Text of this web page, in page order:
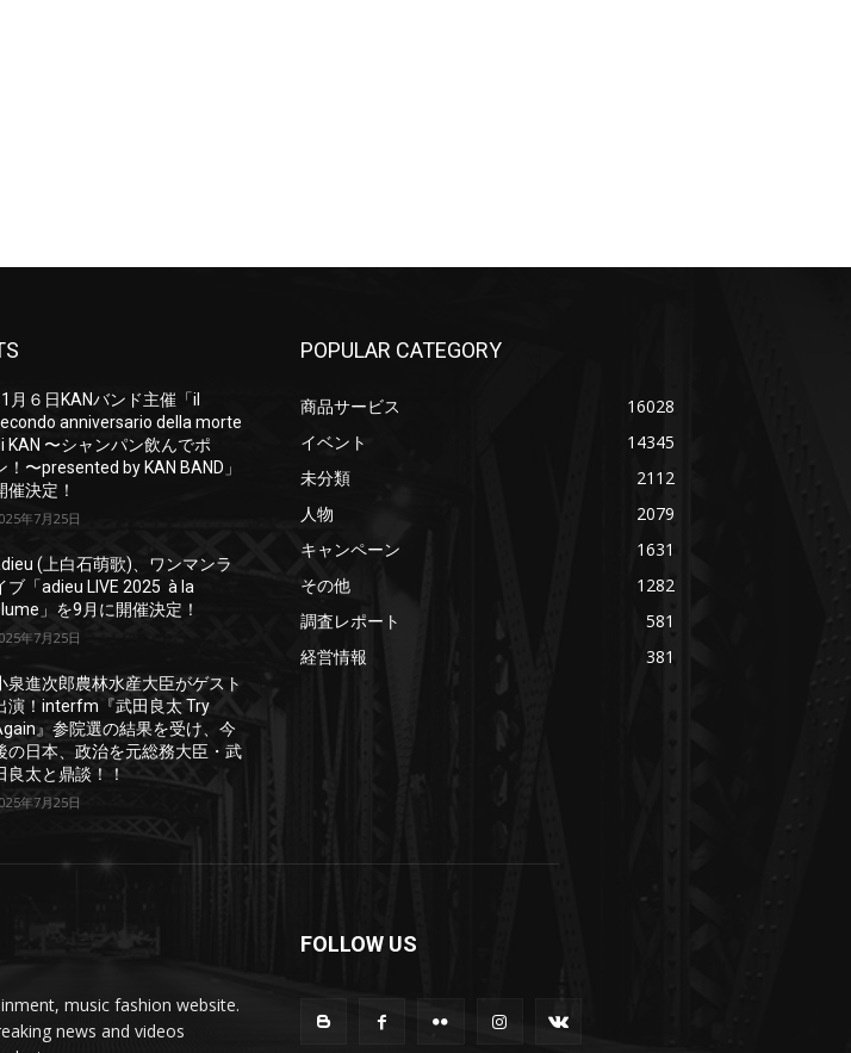
月６日KANバンド主催「il
anniversario della morte
KAN 〜シャンパン飲んでポ
！〜presented by KAN BAND」
催決定！
年7月25日
(上白石萌歌)、ワンマンラ
ブ「adieu LIVE 2025 à la
」を9月に開催決定！
年7月25日
泉進次郎農林水産大臣がゲスト
演！interfm『武田良太 Try
』参院選の結果を受け、今
の日本、政治を元総務大臣・武
良太と鼎談！！
年7月25日
POPULAR CATEGORY
商品サービス
16028
イベント
14345
未分類
2112
人物
2079
キャンペーン
1631
その他
1282
調査レポート
581
経営情報
381
music fashion website.
news and videos
FOLLOW US